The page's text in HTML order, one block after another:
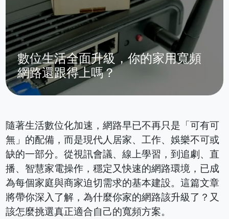
數位生活全面升級，你的家用寬頻
網路還跟得上嗎？
隨著生活數位化加速，網路早已不再只是「可有可
無」的配備，而是現代人居家、工作、娛樂不可或
缺的一部分。從視訊會議、線上學習，到追劇、直
播、智慧家電操作，穩定又快速的網路環境，已成
為每個家庭與商家迫切需求的基本建設。這篇文章
將帶你深入了解，為什麼你家的網路該升級了？又
該怎麼挑選真正適合自己的寬頻方案。